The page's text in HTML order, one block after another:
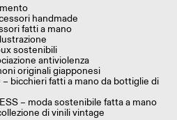
handmade
fatti a mano
sostenibili
antiviolenza
originali giapponesi
– bicchieri fatti a mano da bottiglie di
– moda sostenibile fatta a mano
di vinili vintage